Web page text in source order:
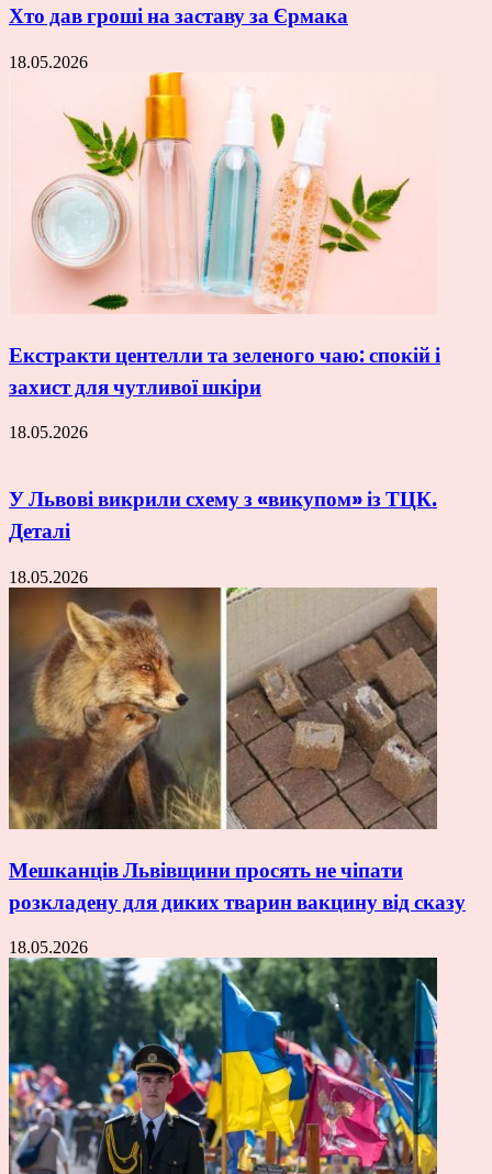
Хто дав гроші на заставу за Єрмака
18.05.2026
Екстракти центелли та зеленого чаю: спокій і
захист для чутливої шкіри
18.05.2026
У Львові викрили схему з «викупом» із ТЦК.
Деталі
18.05.2026
Мешканців Львівщини просять не чіпати
розкладену для диких тварин вакцину від сказу
18.05.2026